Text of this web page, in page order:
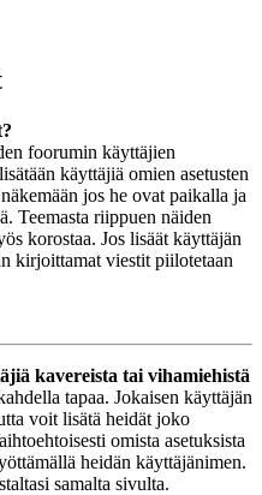
foorumin käyttäjien
käyttäjiä omien asetusten
jos he ovat paikalla ja
Teemasta riippuen näiden
korostaa. Jos lisäät käyttäjän
kirjoittamat viestit piilotetaan
kavereista tai vihamiehistä
tapaa. Jokaisen käyttäjän
voit lisätä heidät joko
omista asetuksista
heidän käyttäjänimen.
samalta sivulta.